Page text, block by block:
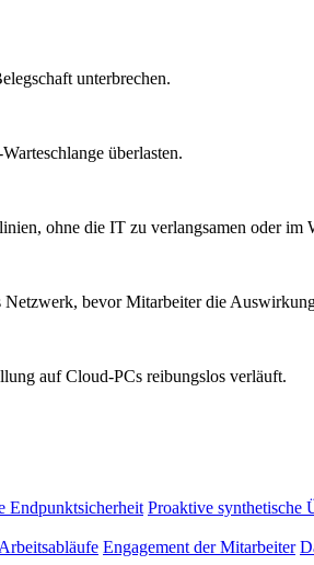
unterbrechen.
überlasten.
ohne die IT zu verlangsamen oder im
Netzwerk, bevor Mitarbeiter die
auf Cloud-PCs reibungslos verläuft.
Endpunktsicherheit Proaktive synthetische
Engagement der Mitarbeiter